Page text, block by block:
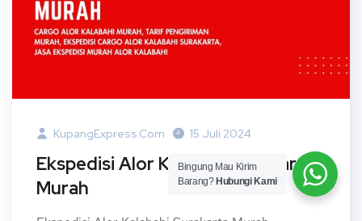
KupangExpress.com 15 Juli 2024
Ekspedisi Alor Kalabahi Surakarta
Murah
Bingung Mau Kirim
Barang? Hubungi Kami